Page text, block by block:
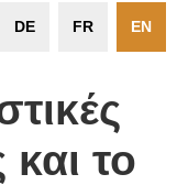
EN
FR
DE
το